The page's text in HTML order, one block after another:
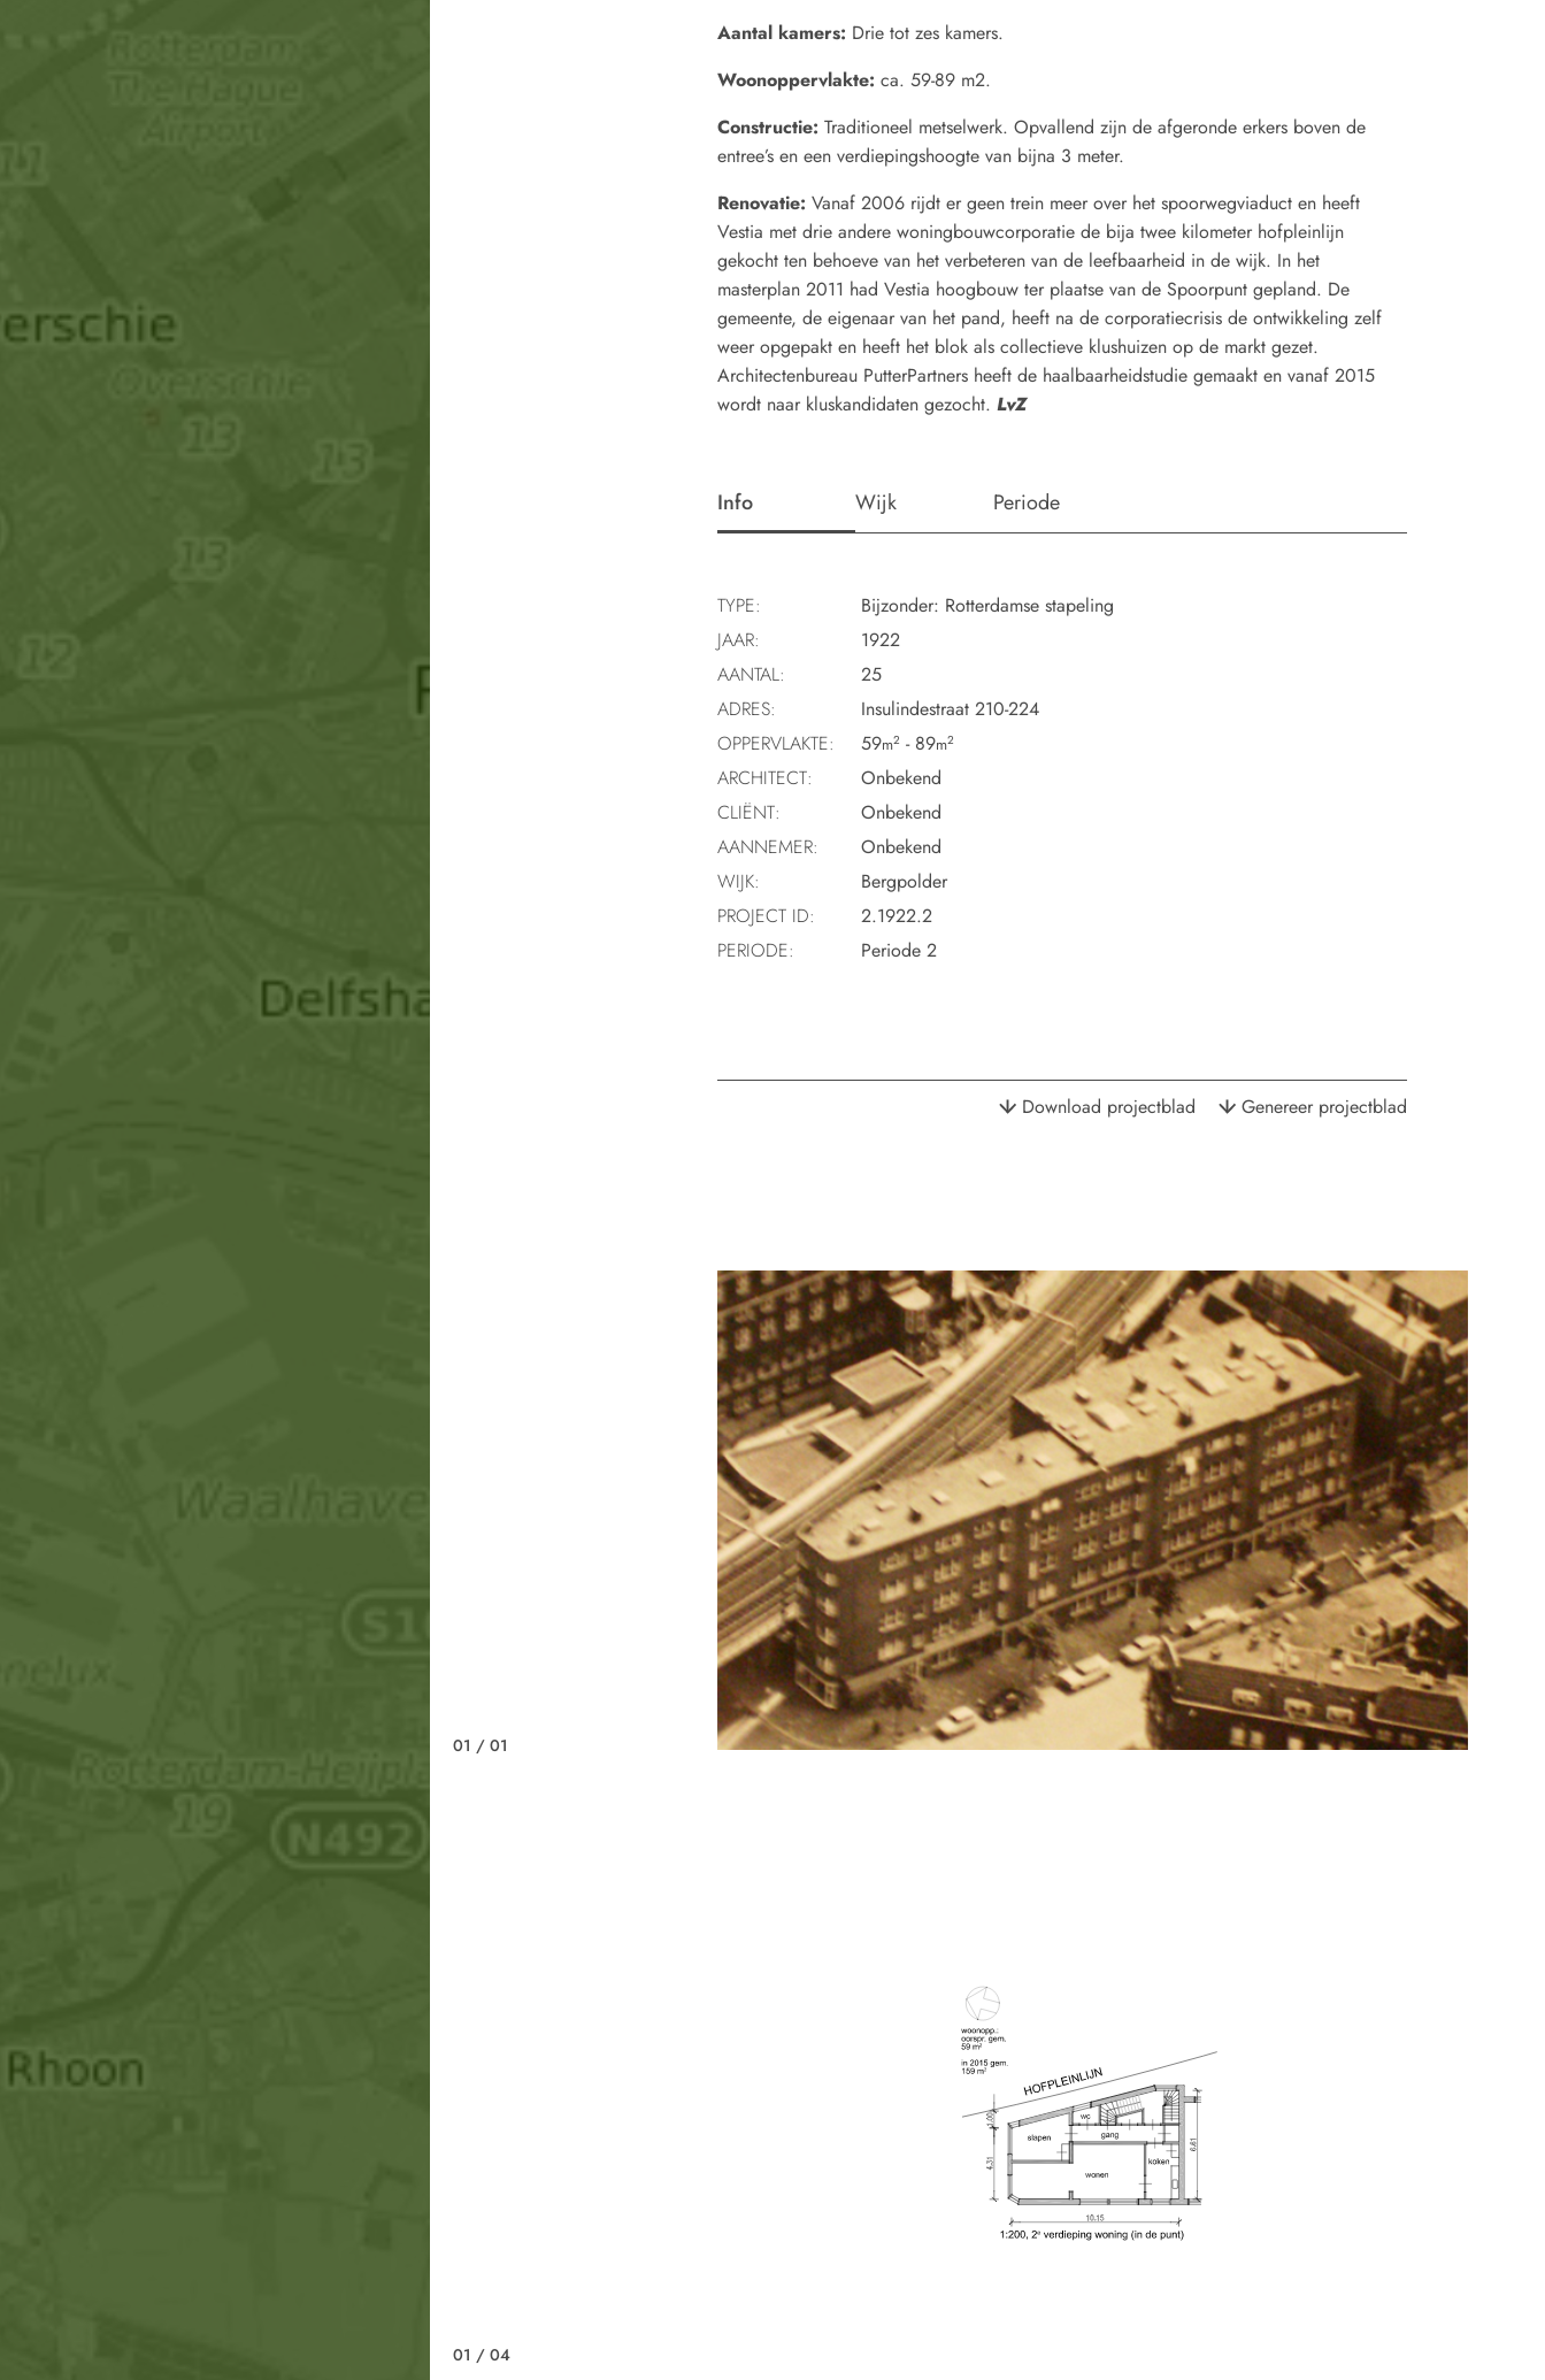
Aantal kamers: Drie tot zes kamers.
Woonoppervlakte: ca. 59-89 m2.
Constructie: Traditioneel metselwerk. Opvallend zijn de afgeronde erkers boven de
entree’s en een verdiepingshoogte van bijna 3 meter.
Renovatie: Vanaf 2006 rijdt er geen trein meer over het spoorwegviaduct en heeft
Vestia met drie andere woningbouwcorporatie de bija twee kilometer hofpleinlijn
gekocht ten behoeve van het verbeteren van de leefbaarheid in de wijk. In het
masterplan 2011 had Vestia hoogbouw ter plaatse van de Spoorpunt gepland. De
gemeente, de eigenaar van het pand, heeft na de corporatiecrisis de ontwikkeling zelf
weer opgepakt en heeft het blok als collectieve klushuizen op de markt gezet.
Architectenbureau PutterPartners heeft de haalbaarheidstudie gemaakt en vanaf 2015
wordt naar kluskandidaten gezocht. LvZ
Info Wijk Periode
TYPE:
Bijzonder: Rotterdamse stapeling
JAAR:
1922
AANTAL:
25
ADRES:
Insulindestraat 210-224
OPPERVLAKTE:
59m2 - 89m2
ARCHITECT:
Onbekend
CLIËNT:
Onbekend
AANNEMER:
Onbekend
WIJK:
Bergpolder
PROJECT ID:
2.1922.2
PERIODE:
Periode 2
Download projectblad Genereer projectblad
01 / 01
01 / 04